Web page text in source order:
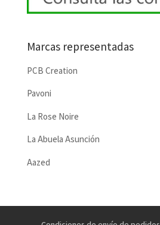
Marcas representadas
PCB Creation
Pavoni
La Rose Noire
La Abuela Asunción
Aazed